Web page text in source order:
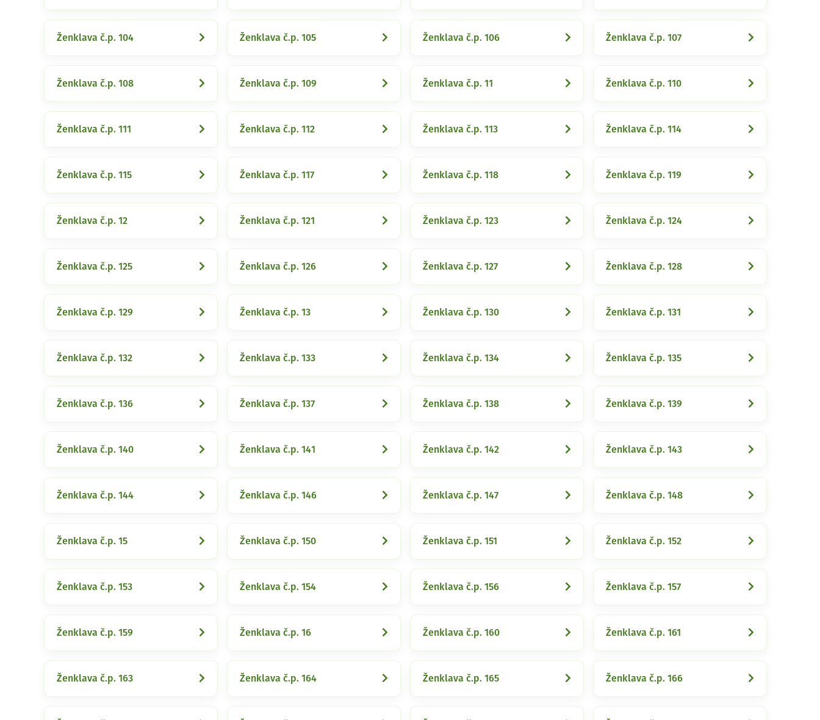
Ženklava č.p. 104 Ženklava č.p. 105 Ženklava č.p. 106 Ženklava č.p. 107
Ženklava č.p. 108 Ženklava č.p. 109 Ženklava č.p. 11 Ženklava č.p. 110
Ženklava č.p. 111 Ženklava č.p. 112 Ženklava č.p. 113 Ženklava č.p. 114
Ženklava č.p. 115 Ženklava č.p. 117 Ženklava č.p. 118 Ženklava č.p. 119
Ženklava č.p. 12 Ženklava č.p. 121 Ženklava č.p. 123 Ženklava č.p. 124
Ženklava č.p. 125 Ženklava č.p. 126 Ženklava č.p. 127 Ženklava č.p. 128
Ženklava č.p. 129 Ženklava č.p. 13 Ženklava č.p. 130 Ženklava č.p. 131
Ženklava č.p. 132 Ženklava č.p. 133 Ženklava č.p. 134 Ženklava č.p. 135
Ženklava č.p. 136 Ženklava č.p. 137 Ženklava č.p. 138 Ženklava č.p. 139
Ženklava č.p. 140 Ženklava č.p. 141 Ženklava č.p. 142 Ženklava č.p. 143
Ženklava č.p. 144 Ženklava č.p. 146 Ženklava č.p. 147 Ženklava č.p. 148
Ženklava č.p. 15 Ženklava č.p. 150 Ženklava č.p. 151 Ženklava č.p. 152
Ženklava č.p. 153 Ženklava č.p. 154 Ženklava č.p. 156 Ženklava č.p. 157
Ženklava č.p. 159 Ženklava č.p. 16 Ženklava č.p. 160 Ženklava č.p. 161
Ženklava č.p. 163 Ženklava č.p. 164 Ženklava č.p. 165 Ženklava č.p. 166